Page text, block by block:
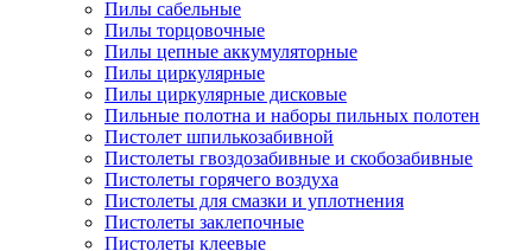
Пилы сабельные
Пилы торцовочные
Пилы цепные аккумуляторные
Пилы циркулярные
Пилы циркулярные дисковые
Пильные полотна и наборы пильных полотен
Пистолет шпилькозабивной
Пистолеты гвоздозабивные и скобозабивные
Пистолеты горячего воздуха
Пистолеты для смазки и уплотнения
Пистолеты заклепочные
Пистолеты клеевые